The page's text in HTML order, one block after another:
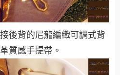
後背的尼龍編織可調式背
質感手提帶。